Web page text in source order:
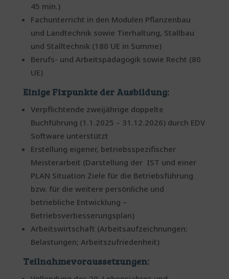
45 min.)
Fachunterricht in den Modulen Pflanzenbau
und Landtechnik sowie Tierhaltung, Stallbau
und Stalltechnik (180 UE in Summe)
Berufs- und Arbeitspädagogik sowie Recht (80
UE)
Einige Fixpunkte der Ausbildung:
Verpflichtende zweijährige doppelte
Buchführung (1.1.2025 – 31.12.2026) durch EDV
Software unterstützt
Erstellung eigener, betriebsspezifischer
Meisterarbeit (Darstellung der IST und einer
PLAN Situation Ziele für die Betriebsführung
bzw. für die weitere persönliche und
betriebliche Entwicklung –
Betriebsverbesserungsplan)
Arbeitswirtschaft (Arbeitsaufzeichnungen;
Belastungen; Arbeitszufriedenheit)
Teilnahmevoraussetzungen: